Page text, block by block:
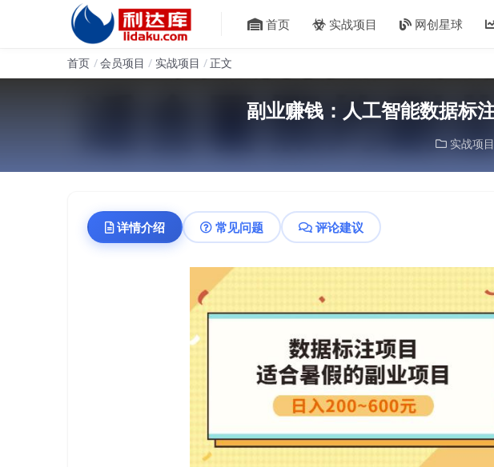
首页 实战项目 网创星球
首页 会员项目 实战项目 正文
副业赚钱：人工智能数据标
实战项目
详情介绍 常见问题 评论建议